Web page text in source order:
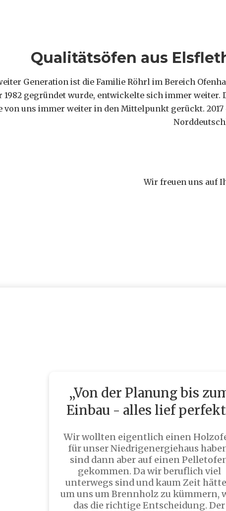
Qualitätsöfen aus
Generation ist die Familie Röhrl im Bereich
1982 gegründet wurde, entwickelte sich immer
von uns immer weiter in den Mittelpunkt gerückt.
Wir freuen uns auf
Sauberer
Sicherer
„Von der Planung bis
Einbau - alles lief
Wir wollten eigentlich einen
für unser Niedrigenergiehaus
sind dann aber auf einen
gekommen. Da wir beruflich viel
unterwegs sind und kaum Zeit
um uns um Brennholz zu kümmern,
das die richtige Entscheidung. Der